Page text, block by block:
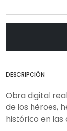
DESCRIPCIÓN
Obra digital
de los héroes,
histórico en las